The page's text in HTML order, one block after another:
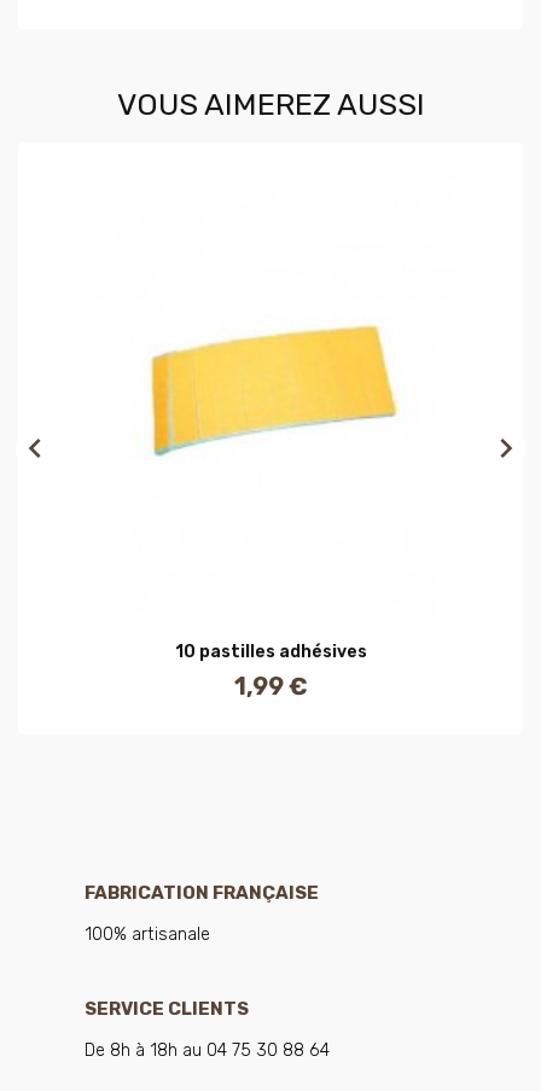
VOUS AIMEREZ AUSSI

10 pastilles adhésives
Prix
1,99 €

FABRICATION FRANÇAISE
100% artisanale
SERVICE CLIENTS
De 8h à 18h au 04 75 30 88 64